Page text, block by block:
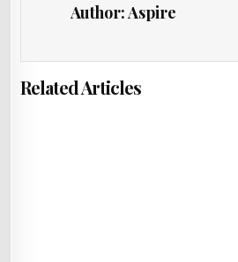
Author:Aspire
Related Articles